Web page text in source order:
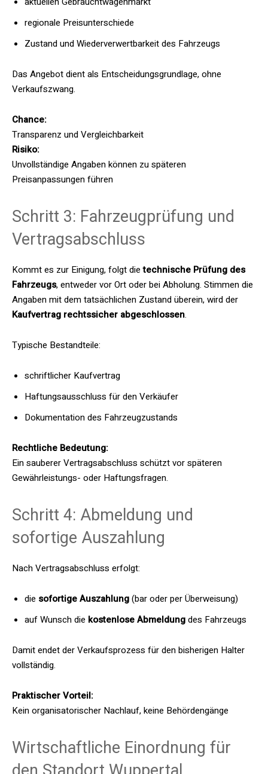
regionale Preisunterschiede
Zustand und Wiederverwertbarkeit des Fahrzeugs
Das Angebot dient als Entscheidungsgrundlage, ohne
Verkaufszwang.
Chance:
Transparenz und Vergleichbarkeit
Risiko:
Unvollständige Angaben können zu späteren
Preisanpassungen führen
Schritt 3: Fahrzeugprüfung und
Vertragsabschluss
Kommt es zur Einigung, folgt dietechnische Prüfung des
Fahrzeugs, entweder vor Ort oder bei Abholung. Stimmen die
Angaben mit dem tatsächlichen Zustand überein, wird der
Kaufvertrag rechtssicher abgeschlossen.
Typische Bestandteile:
schriftlicher Kaufvertrag
Haftungsausschluss für den Verkäufer
Dokumentation des Fahrzeugzustands
Rechtliche Bedeutung:
Ein sauberer Vertragsabschluss schützt vor späteren
Gewährleistungs- oder Haftungsfragen.
Schritt 4: Abmeldung und
sofortige Auszahlung
Nach Vertragsabschluss erfolgt:
die sofortige Auszahlung(bar oder per Überweisung)
auf Wunsch die kostenlose Abmeldungdes Fahrzeugs
Damit endet der Verkaufsprozess für den bisherigen Halter
vollständig.
Praktischer Vorteil:
Kein organisatorischer Nachlauf, keine Behördengänge
Wirtschaftliche Einordnung für